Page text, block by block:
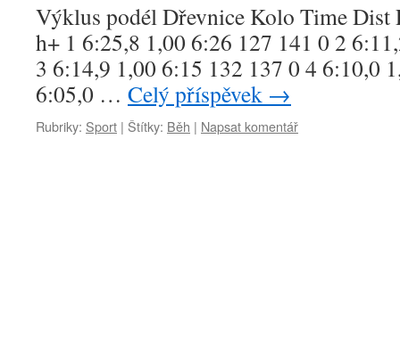
Výklus podél Dřevnice Kolo Time Dist
h+ 1 6:25,8 1,00 6:26 127 141 0 2
3 6:14,9 1,00 6:15 132 137 0 4 6:10,0
6:05,0 … Celý příspěvek →
Rubriky: Sport | Štítky: Běh | Napsat komentář